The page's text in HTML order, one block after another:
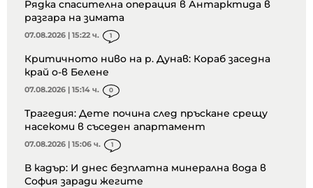
Рядка спасителна операция в Антарктида в
разгара на зимата
07.08.2026 | 15:22 ч. 1
Критичното ниво на р. Дунав: Кораб заседна
край о-в Белене
07.08.2026 | 15:14 ч. 0
Трагедия: Дете почина след пръскане срещу
насекоми в съседен апартамент
07.08.2026 | 15:06 ч. 1
В кадър: И днес безплатна минерална вода в
София заради жегите